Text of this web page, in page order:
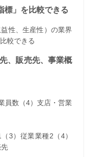
標」を比較できる
性、生産性）の業界
較できる
、販売先、事業概
員数（4）支店・営業
3）従業業種2（4）